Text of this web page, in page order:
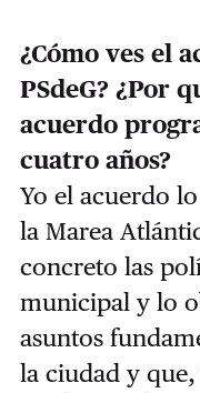
¿Cómo ves el
PSdeG? ¿Por
acuerdo
cuatro años?
Yo el acuerdo
la Marea
concreto las
municipal y lo
asuntos
la ciudad y